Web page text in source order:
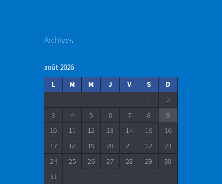
Archives
août 2026
L
M M J V S
D
1
2
3
4 5 6 7 8
9
10
11 12 13 14 15
16
17
18 19 20 21 22
23
24
25 26 27 28 29
30
31